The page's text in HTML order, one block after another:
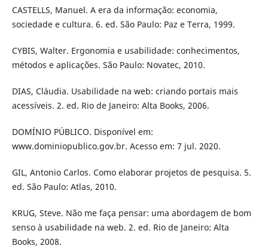
CASTELLS, Manuel. A era da informação: economia,
sociedade e cultura. 6. ed. São Paulo: Paz e Terra, 1999.
CYBIS, Walter. Ergonomia e usabilidade: conhecimentos,
métodos e aplicações. São Paulo: Novatec, 2010.
DIAS, Cláudia. Usabilidade na web: criando portais mais
acessíveis. 2. ed. Rio de Janeiro: Alta Books, 2006.
DOMÍNIO PÚBLICO. Disponível em:
www.dominiopublico.gov.br. Acesso em: 7 jul. 2020.
GIL, Antonio Carlos. Como elaborar projetos de pesquisa. 5.
ed. São Paulo: Atlas, 2010.
KRUG, Steve. Não me faça pensar: uma abordagem de bom
senso à usabilidade na web. 2. ed. Rio de Janeiro: Alta
Books, 2008.